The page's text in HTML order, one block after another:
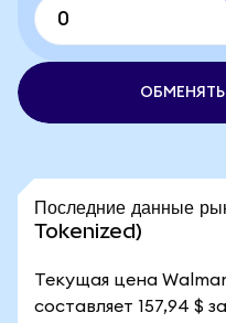
ОБМЕНЯТЬ
Последние данные
Tokenized)
Текущая цена
составляет 157,94 $